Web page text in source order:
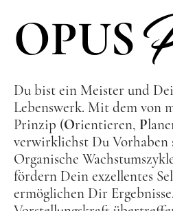
OPUS
Du bist ein Meister und
Lebenswerk. Mit dem von
Prinzip (Orientieren, P
verwirklichst Du Vorhaben
Organische
fördern Dein exzellentes
ermöglichen Dir